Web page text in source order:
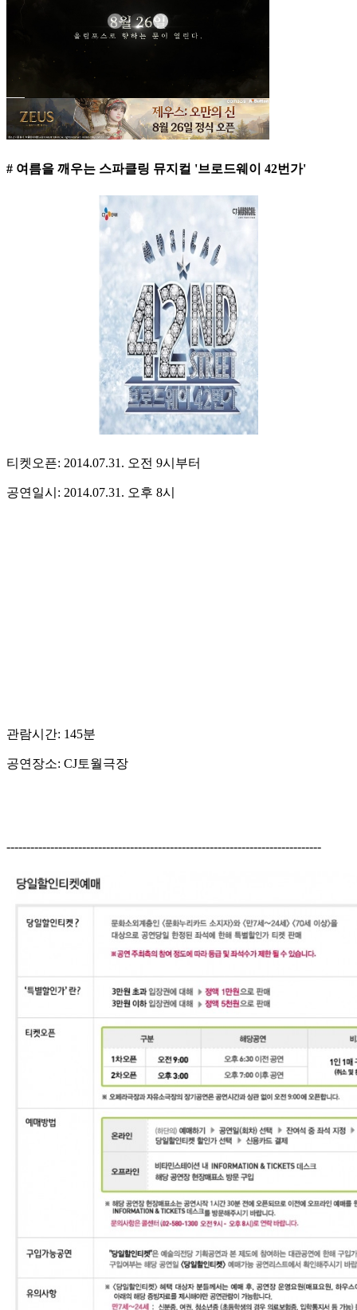
# 여름을 깨우는 스파클링 뮤지컬 '브로드웨이 42번가'
티켓오픈: 2014.07.31. 오전 9시부터
공연일시: 2014.07.31. 오후 8시
관람시간: 145분
공연장소: CJ토월극장
-------------------------------------------------------------------------------